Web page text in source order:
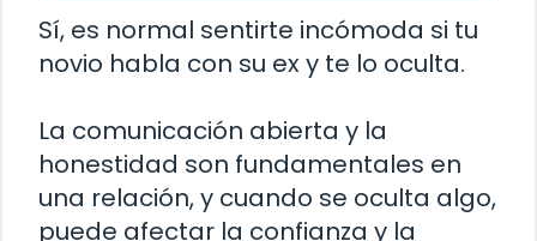
Sí, es normal sentirte incómoda si tu
novio habla con su ex y te lo oculta.
La comunicación abierta y la
honestidad son fundamentales en
una relación, y cuando se oculta algo,
puede afectar la confianza y la